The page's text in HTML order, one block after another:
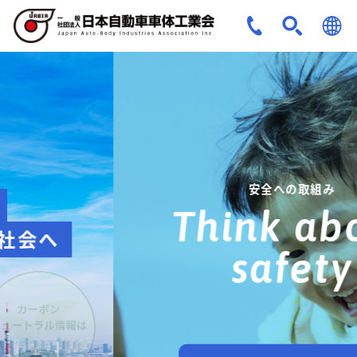
JPN
ENG
Think about
safety